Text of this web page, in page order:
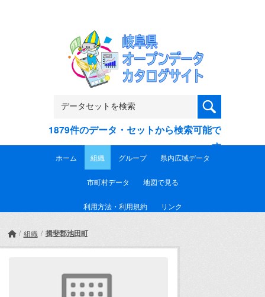
1879件のデータ・セットから検索可能で
す
ホーム 組織 グループ 県内広域データ
市町村データ 地図で見る
利用方法・利用規約 リンク
組織 揖斐郡池田町